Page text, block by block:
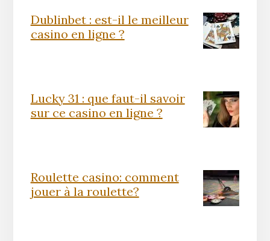
Dublinbet : est-il le meilleur
casino en ligne ?
Lucky 31 : que faut-il savoir
sur ce casino en ligne ?
Roulette casino: comment
jouer à la roulette?